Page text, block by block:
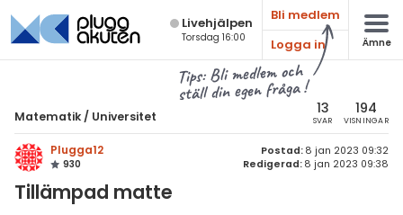
Live­hjälpen
Torsdag 16:00
Bli medlem
Logga in
Ämne
Tips: Bli medlem och
ställ din egen fråga !
Matematik / Universitet 13
SVAR
194
VISNINGAR
Plugga12
930
Postad: 8 jan 2023 09:32
Redigerad: 8 jan 2023 09:38
Tillämpad matte
Alla ämnen
Alla trådar
7
8
Matematik
Universitet
Alla trådar